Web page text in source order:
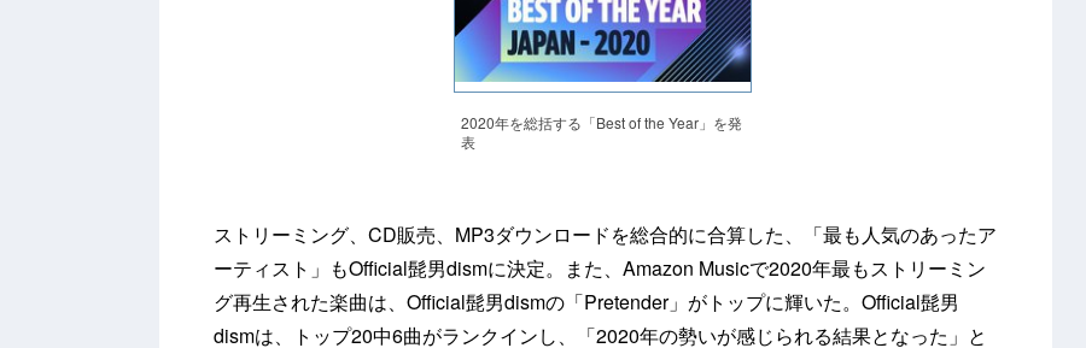
2020年を総括する「Best of the Year」を発
表
ストリーミング、CD販売、MP3ダウンロードを総合的に合算した、「最も人気のあったア
ーティスト」もOfficial髭男dismに決定。また、Amazon Musicで2020年最もストリーミン
グ再生された楽曲は、Official髭男dismの「Pretender」がトップに輝いた。Official髭男
dismは、トップ20中6曲がランクインし、「2020年の勢いが感じられる結果となった」と